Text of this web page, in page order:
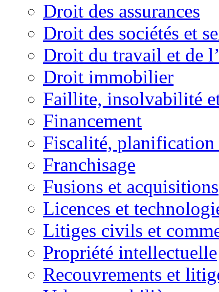
Droit des assurances
Droit des sociétés et
Droit du travail et de
Droit immobilier
Faillite, insolvabilité
Financement
Fiscalité, planification
Franchisage
Fusions et acquisitions
Licences et
Litiges civils et
Propriété intellectuelle
Recouvrements et